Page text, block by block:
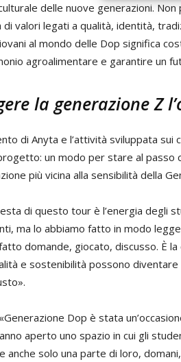
delle nuove generazioni.
valori legati a qualità, identità,
al mondo delle Dop significa
agroalimentare e garantire un
la generazione Z
di Anyta e l’attività sviluppata
un modo per stare al
più vicina alla sensibilità della
di questo tour è l’energia degli
ma lo abbiamo fatto in modo
domande, giocato, discusso. È
e sostenibilità possono
Dop è stata
aperto uno spazio in cui gli
anche solo una parte di loro,